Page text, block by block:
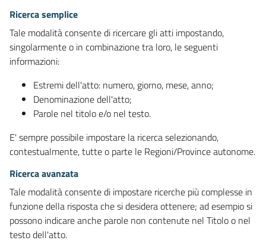
Ricerca semplice
Tale modalità consente di ricercare gli atti impostando,
singolarmente o in combinazione tra loro, le seguenti
informazioni:
Estremi dell'atto: numero, giorno, mese, anno;
Denominazione dell'atto;
Parole nel titolo e/o nel testo.
E' sempre possibile impostare la ricerca selezionando,
contestualmente, tutte o parte le Regioni/Province autonome.
Ricerca avanzata
Tale modalità consente di impostare ricerche più complesse in
funzione della risposta che si desidera ottenere; ad esempio si
possono indicare anche parole non contenute nel Titolo o nel
testo dell'atto.